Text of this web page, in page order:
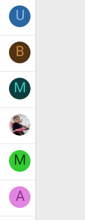
U
B
M
M
A